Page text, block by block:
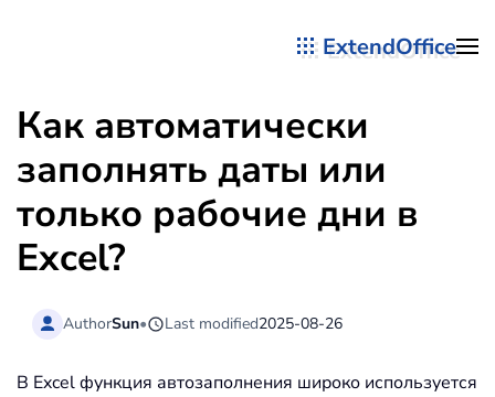
ExtendOffice
Как автоматически
заполнять даты или
только рабочие дни в
Excel?
AuthorSun• Last modified2025-08-26
В Excel функция автозаполнения широко используется